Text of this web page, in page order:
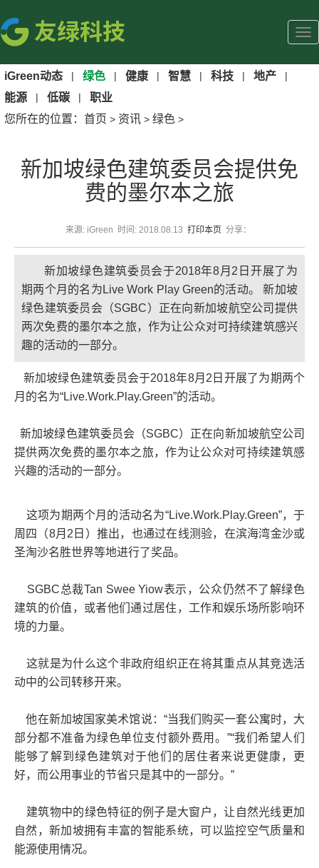
iGreen动态 | 绿色 | 健康 | 智慧 | 科技 | 地产 |
能源 | 低碳 |
职业
您所在的位置： 首页 > 资讯 > 绿色 >
新加坡绿色建筑委员会提供免
费的墨尔本之旅
来源: iGreen 时间: 2018.08.13 打印本页分享：
新加坡绿色建筑委员会于2018年8月2日开展了为
期两个月的名为Live Work Play Green的活动。 新加坡
绿色建筑委员会（SGBC）正在向新加坡航空公司提供
两次免费的墨尔本之旅，作为让公众对可持续建筑感兴
趣的活动的一部分。
新加坡绿色建筑委员会于2018年8月2日开展了为期两个
月的名为“Live.Work.Play.Green”的活动。
新加坡绿色建筑委员会（SGBC）正在向新加坡航空公司
提供两次免费的墨尔本之旅，作为让公众对可持续建筑感
兴趣的活动的一部分。
这项为期两个月的活动名为“Live.Work.Play.Green”，于
周四（8月2日）推出，也通过在线测验，在滨海湾金沙或
圣淘沙名胜世界等地进行了奖品。
SGBC总裁Tan Swee Yiow表示，公众仍然不了解绿色
建筑的价值，或者他们通过居住，工作和娱乐场所影响环
境的力量。
这就是为什么这个非政府组织正在将其重点从其竞选活
动中的公司转移开来。
他在新加坡国家美术馆说：“当我们购买一套公寓时，大
部分都不准备为绿色单位支付额外费用。”“我们希望人们
能够了解到绿色建筑对于他们的居住者来说更健康，更
好，而公用事业的节省只是其中的一部分。”
建筑物中的绿色特征的例子是大窗户，让自然光线更加
自然，新加坡拥有丰富的智能系统，可以监控空气质量和
能源使用情况。